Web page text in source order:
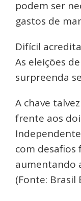
podem ser
gastos de
Difícil
As eleições
surpreenda
A chave
frente aos
com desafios
aumentando
(Fonte: Brasil